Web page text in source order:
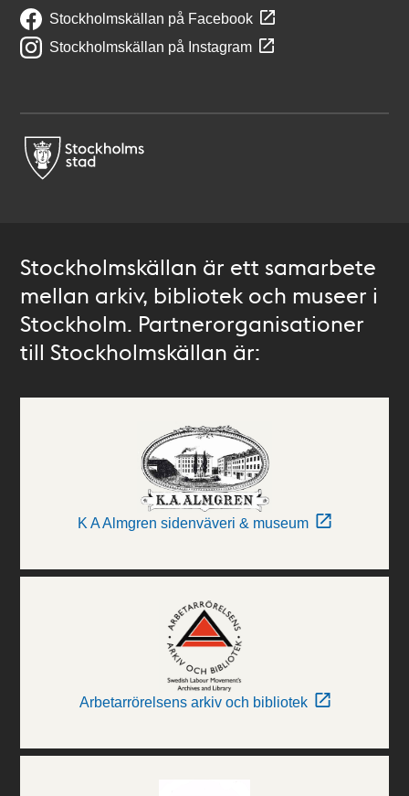
Stockholmskällan på Facebook
Stockholmskällan på Instagram
Stockholmskällan är ett samarbete
mellan arkiv, bibliotek och museer i
Stockholm. Partnerorganisationer
till Stockholmskällan är:
K A Almgren sidenväveri & museum
Arbetarrörelsens arkiv och bibliotek